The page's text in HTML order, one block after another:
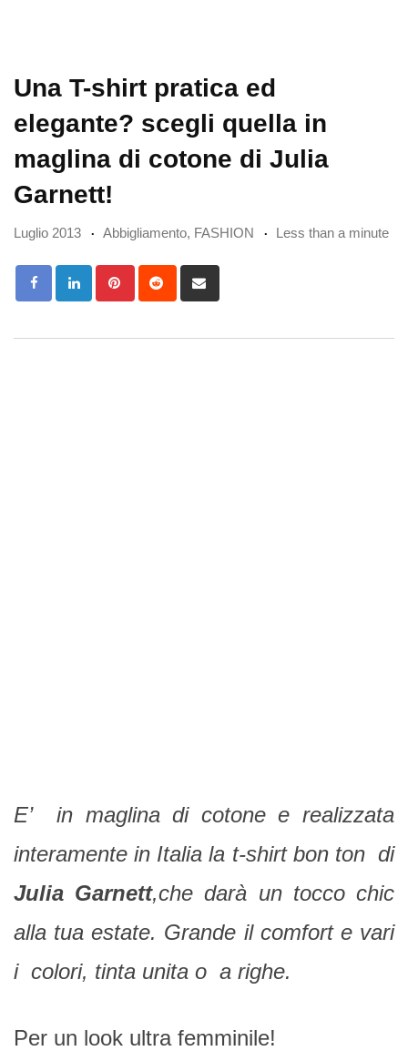
Una T-shirt pratica ed
elegante? scegli quella in
maglina di cotone di Julia
Garnett!
Luglio 2013 Abbigliamento, FASHION Less than a minute
PinterestReddit
via
E’ in maglina di cotone e realizzata
interamente in Italia la t-shirt bon ton di
Julia Garnett,che darà un tocco chic
alla tua estate. Grande il comfort e vari
i colori, tinta unita o a righe.
Per un look ultra femminile!